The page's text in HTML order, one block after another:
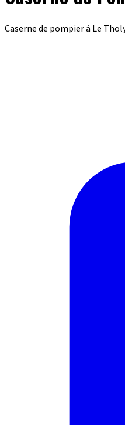
Caserne de pompier à Le